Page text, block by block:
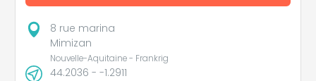
8 rue marina
Mimizan
Nouvelle-Aquitaine - Frankrig
44.2036 - -1.2911